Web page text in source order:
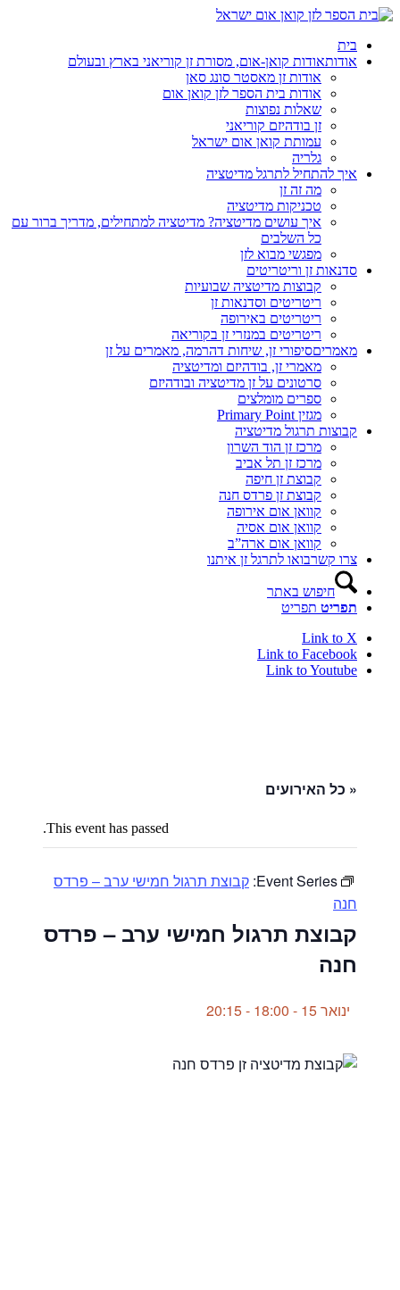
בית
אודותאודות קואן-אום, מסורת זן קוריאני בארץ ובעולם
אודות זן מאסטר סונג סאן
אודות בית הספר לזן קואן אום
שאלות נפוצות
זן בודהיזם קוריאני
עמותת קואן אום ישראל
גלריה
איך להתחיל לתרגל מדיטציה
מה זה זן
טכניקות מדיטציה
איך עושים מדיטציה? מדיטציה למתחילים, מדריך ברור עם
כל השלבים
מפגשי מבוא לזן
סדנאות זן וריטריטים
קבוצות מדיטציה שבועיות
ריטריטים וסדנאות זן
ריטריטים באירופה
ריטריטים במנזרי זן בקוריאה
מאמריםסיפורי זן, שיחות דהרמה, מאמרים על זן
מאמרי זן, בודהיזם ומדיטציה
סרטונים על זן מדיטציה ובודהיזם
ספרים מומלצים
מגזין Primary Point
קבוצות תרגול מדיטציה
מרכז זן הוד השרון
מרכז זן תל אביב
קבוצת זן חיפה
קבוצת זן פרדס חנה
קוואן אום אירופה
קוואן אום אסיה
קוואן אום ארה”ב
צרו קשרבואו לתרגל זן איתנו
חיפוש באתר
תפריט תפריט
Link to X
Link to Facebook
Link to Youtube
« כל האירועים
This event has passed.
Event Series: קבוצת תרגול חמישי ערב – פרדס
חנה
קבוצת תרגול חמישי ערב – פרדס
חנה
ינואר 15 - 18:00 -
20:15